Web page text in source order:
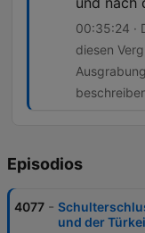
00:35:24 ·
diesen
Episodios
4077 -
und der Türkei